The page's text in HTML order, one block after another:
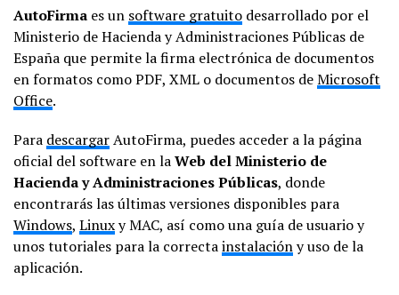
AutoFirma es un software gratuito desarrollado por el
Ministerio de Hacienda y Administraciones Públicas de
España que permite la firma electrónica de documentos
en formatos como PDF, XML o documentos deMicrosoft
Office.
Para descargarAutoFirma, puedes acceder a la página
oficial del software en laWeb del Ministerio de
Hacienda y Administraciones Públicas, donde
encontrarás las últimas versiones disponibles para
Windows, Linuxy MAC, así como una guía de usuario y
unos tutoriales para la correctainstalacióny uso de la
aplicación.